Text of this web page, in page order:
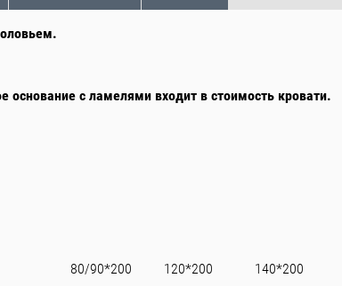
основание с ламелями входит в стоимость кровати.
80/90*200 120*200 140*200